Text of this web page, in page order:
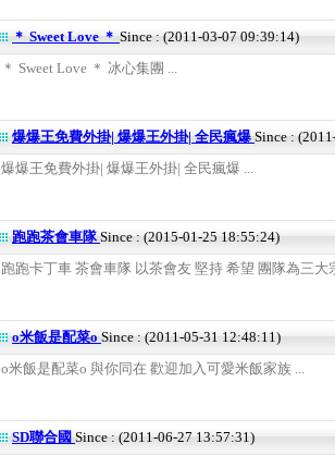
＊ Sweet Love ＊ Since : (2011-03-07 09:39:14)
＊ Sweet Love ＊ 冰心集團 ...
爆爆王免費外掛| 爆爆王外掛| 全民瘋爆Since :
爆爆王免費外掛| 爆爆王外掛| 全民瘋爆 ...
跑跑茶會車隊Since : (2015-01-25 18:55:24)
跑跑卡丁車 茶會車隊 以茶會友 堅持 希望 團隊為三大
o米飯是配菜o Since : (2011-05-31 12:48:11)
o米飯是配菜o 與你同在 歡迎加入可愛米飯家族 ...
SD聯合國 Since : (2011-06-27 13:57:31)